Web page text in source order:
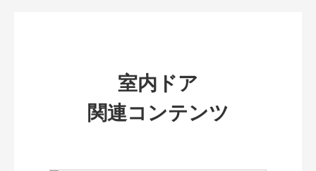
室内ドア
関連コンテンツ